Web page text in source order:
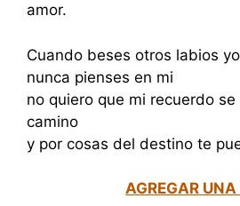
amor.
Cuando beses otros labios
nunca pienses en mi
no quiero que mi recuerdo
camino
y por cosas del destino te
AGREGAR